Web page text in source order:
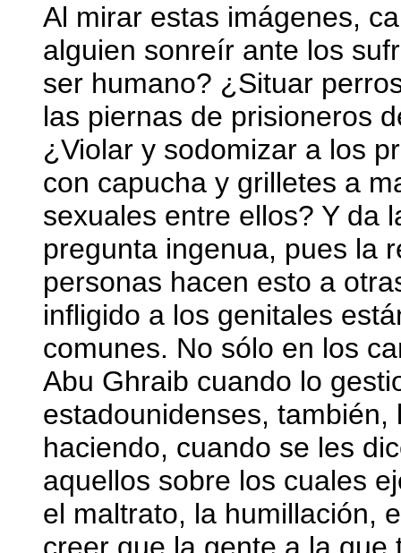
Al mirar estas imágenes,
alguien sonreír ante los
ser humano? ¿Situar
las piernas de prisioneros
¿Violar y sodomizar a los
con capucha y grilletes a
sexuales entre ellos? Y da
pregunta ingenua, pues la
personas hacen esto a
infligido a los genitales
comunes. No sólo en los
Abu Ghraib cuando lo
estadounidenses,
haciendo, cuando se les
aquellos sobre los cuales
el maltrato, la humillación,